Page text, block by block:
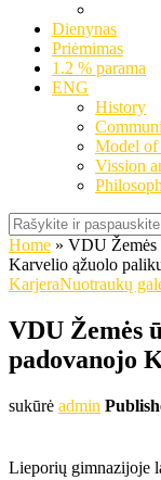
Dienynas
Priėmimas
1.2 % parama
ENG
History
Model of
Vission
Home » VDU Žemės
Karvelio ąžuolo
KarjeraNuotraukų
VDU Žemės
padovanojo
sukūrė admin
Lieporių gimnazijoje